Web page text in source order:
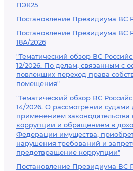
ПЭК25
Постановление Президиума ВС
Постановление Президиума ВС
18А/2026
"Тематический обзор ВС
12/2026. По делам, связанным с
повлекших переход права
помещения"
"Тематический обзор ВС
14/2026. О рассмотрении судами
применением законодательства
коррупции и обращением в
Федерации имущества,
нарушения требований и
предотвращение коррупции"
Постановление Президиума ВС